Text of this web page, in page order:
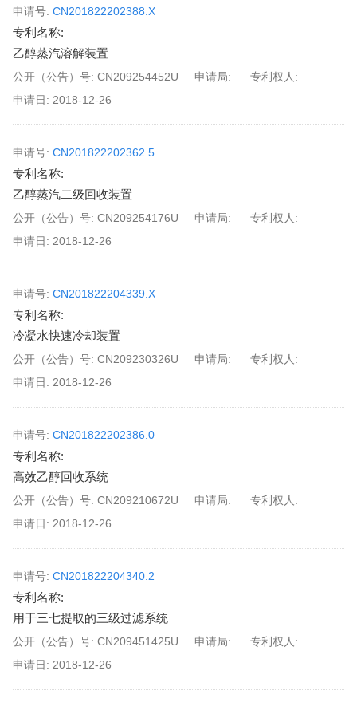
申请号: CN201822202388.X
专利名称:
乙醇蒸汽溶解装置
公开（公告）号: CN209254452U 申请局:
专利权人:
申请日: 2018-12-26
申请号: CN201822202362.5
专利名称:
乙醇蒸汽二级回收装置
公开（公告）号: CN209254176U 申请局:
专利权人:
申请日: 2018-12-26
申请号: CN201822204339.X
专利名称:
冷凝水快速冷却装置
公开（公告）号: CN209230326U 申请局:
专利权人:
申请日: 2018-12-26
申请号: CN201822202386.0
专利名称:
高效乙醇回收系统
公开（公告）号: CN209210672U 申请局:
专利权人:
申请日: 2018-12-26
申请号: CN201822204340.2
专利名称:
用于三七提取的三级过滤系统
公开（公告）号: CN209451425U 申请局:
专利权人:
申请日: 2018-12-26